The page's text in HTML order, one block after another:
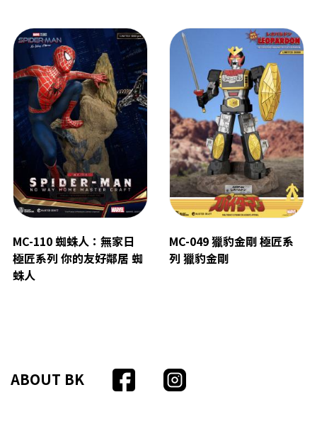
MC-110 蜘蛛人：無家日
極匠系列 你的友好鄰居 蜘
蛛人
MC-049 獵豹金剛 極匠系
列 獵豹金剛
ABOUT BK